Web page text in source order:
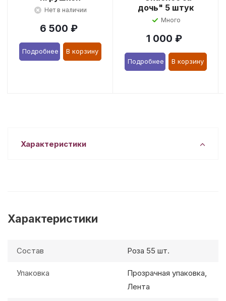
Нет в наличии
6 500 ₽
Подробнее В корзину
дочь" 5 штук
Много
1 000 ₽
Подробнее В корзину
Характеристики
Характеристики
Состав Роза 55 шт.
Упаковка
Прозрачная упаковка,
Лента